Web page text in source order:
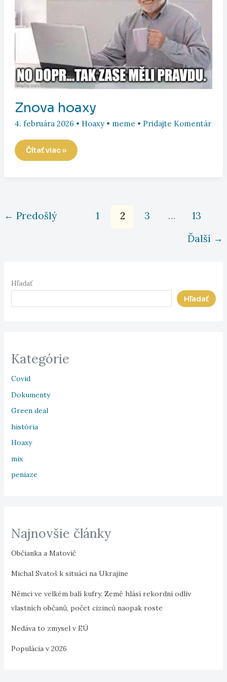
Hľadať
Hľadať
Kategórie
Covid
Dokumenty
Green deal
história
Hoaxy
mix
peniaze
Najnovšie články
Občianka a Matovič
Michal Svatoš k situáci na Ukrajine
Němci ve velkém balí kufry. Země hlásí rekordní odliv
vlastních občanů, počet cizinců naopak roste
Nedáva to zmysel v EÚ
Populácia v 2026
Znova hoaxy
4. februára 2026 • Hoaxy• meme • Pridajte Komentár
Znova
Čítať viac »
← Predošlý 1 2 3 …
13
Ďalší →